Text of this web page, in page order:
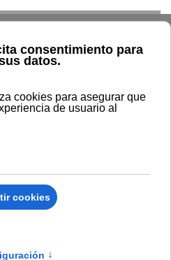
Tipo de acción
Sociales y Jurídicas